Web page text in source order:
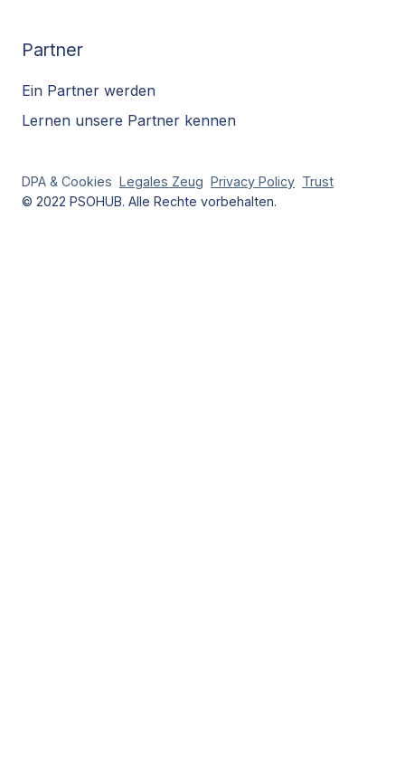
Partner
Ein Partner werden
Lernen unsere Partner kennen
DPA & Cookies Legales Zeug Privacy Policy Trust
© 2022 PSOHUB. Alle Rechte vorbehalten.